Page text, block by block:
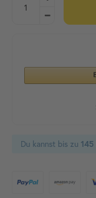
Du kannst bis zu 145